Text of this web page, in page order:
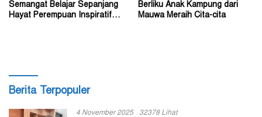
Semangat Belajar Sepanjang
Hayat Perempuan Inspiratif
Berliku Anak Kampung dari
Mauwa Meraih Cita-cita
Berita Terpopuler
4 November 2025 32378 Lihat